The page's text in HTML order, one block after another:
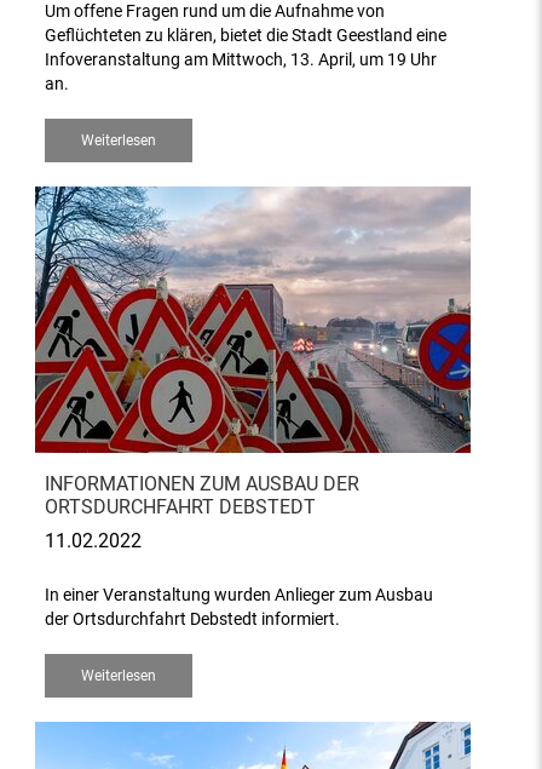
Um offene Fragen rund um die Aufnahme von
Geflüchteten zu klären, bietet die Stadt Geestland eine
Infoveranstaltung am Mittwoch, 13. April, um 19 Uhr
an.
Weiterlesen
INFORMATIONEN ZUM AUSBAU DER
ORTSDURCHFAHRT DEBSTEDT
11.02.2022
In einer Veranstaltung wurden Anlieger zum Ausbau
der Ortsdurchfahrt Debstedt informiert.
Weiterlesen